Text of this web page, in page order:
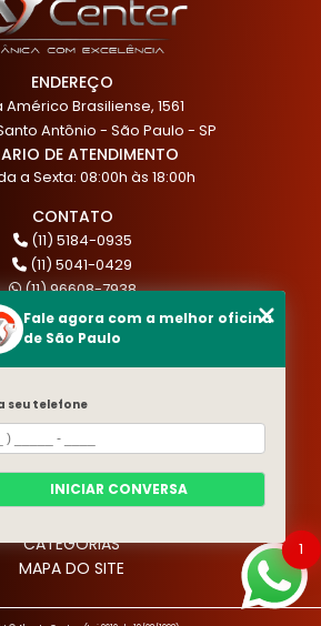
ENDEREÇO
Américo Brasiliense, 1561
Antônio - São Paulo - SP
DE ATENDIMENTO
a Sexta: 08:00h às 18:00h
CONTATO
(11) 5184-0935
(11) 5041-0429
(11) 96608-7938
MENU
HOME
QUEM SOMOS
SERVIÇOS
BLOG
CATEGORIAS
MAPA DO SITE
1
Fale agora com a melhor oficina
de São Paulo
seu telefone
INICIAR CONVERSA